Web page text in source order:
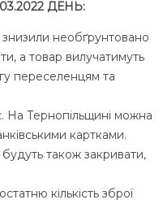
ДЕНЬ:
знизили необґрунтовано
а товар вилучатимуть
переселенцям та
На Тернопільщині можна
картками.
будуть також закривати,
кількість зброї